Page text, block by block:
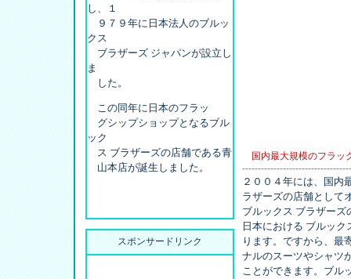
し、１
９７９年に日本法人のブルッ
クス
ブラザーズ ジャパンが設立し
ま
した。
この同年に日本のフラッ
グシップショップとなるブル
ック
ス ブラザーズの店舗である青
山本店が誕生しました。
スポンサードリンク
国内最大規模のフラッ
２００４年には、国内
ラザーズの店舗として
ブルックス ブラザー
日本における ブルッ
ります。ですから、最
ナルのスーツやシャツ
ことができます。ブル